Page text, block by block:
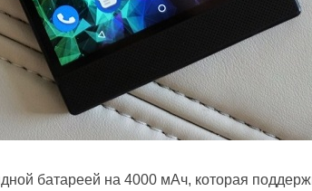
батареей на 4000 мАч, которая